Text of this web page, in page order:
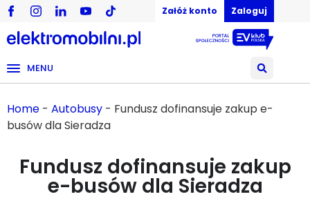
Załóż konto Zaloguj
MENU
Home - Autobusy - Fundusz dofinansuje zakup e-
busów dla Sieradza
Fundusz dofinansuje zakup
e-busów dla Sieradza